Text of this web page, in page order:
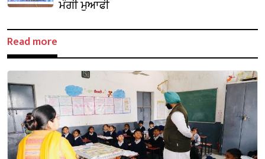
ਮੰਗੀ ਮੁਆਫੀ
Read more